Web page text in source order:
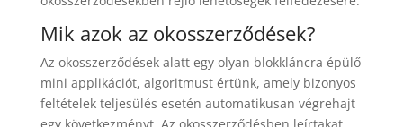
Mik azok az okosszerződések?
Az okosszerződések alatt egy olyan blokkláncra épülő
mini applikációt, algoritmust értünk, amely bizonyos
feltételek teljesülés esetén automatikusan végrehajt